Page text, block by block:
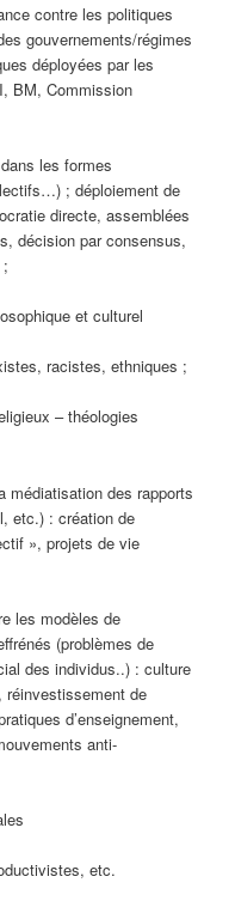
contre les politiques
gouvernements/régimes
déployées par les
BM, Commission
les formes
; déploiement de
directe, assemblées
décision par consensus,
et culturel
racistes, ethniques ;
– théologies
médiatisation des rapports
etc.) : création de
», projets de vie
les modèles de
(problèmes de
des individus..) : culture
réinvestissement de
d’enseignement,
anti-
etc.